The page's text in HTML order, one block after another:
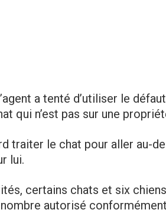
a tenté d’utiliser le
qui n’est pas sur une
traiter le chat pour aller au-
lui.
certains chats et six
autorisé